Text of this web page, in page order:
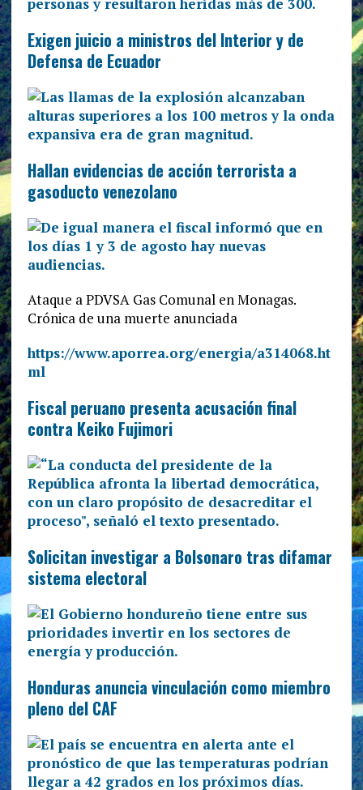
Exigen juicio a ministros del Interior y de
Defensa de Ecuador
Hallan evidencias de acción terrorista a
gasoducto venezolano
Ataque a PDVSA Gas Comunal en Monagas.
Crónica de una muerte anunciada
https://www.aporrea.org/energia/a314068.ht
ml
Fiscal peruano presenta acusación final
contra Keiko Fujimori
Solicitan investigar a Bolsonaro tras difamar
sistema electoral
Honduras anuncia vinculación como miembro
pleno del CAF